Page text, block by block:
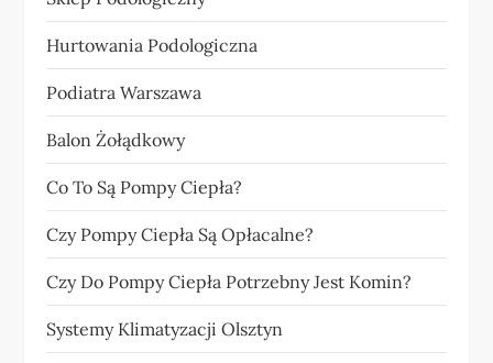
Hurtowania Podologiczna
Podiatra Warszawa
Balon Żołądkowy
Co To Są Pompy Ciepła?
Czy Pompy Ciepła Są Opłacalne?
Czy Do Pompy Ciepła Potrzebny Jest Komin?
Systemy Klimatyzacji Olsztyn